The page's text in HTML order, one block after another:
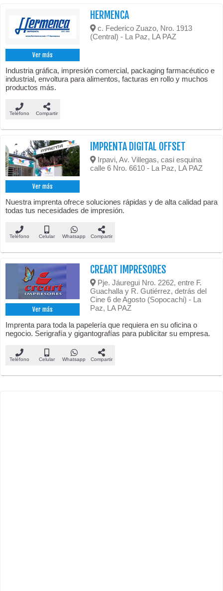
Ver más
HERMENCA
c. Federico Zuazo, Nro. 1913
(Central) - La Paz, LA PAZ
Industria gráfica, impresión comercial, packaging farmacéutico e
industrial, envoltura para alimentos, facturas en rollo y muchos
productos más.
Teléfono Compartir
Ver más
IMPRENTA DIGITAL OFFSET
Irpavi, Av. Villegas, casi esquina
calle 6 Nro. 6610 - La Paz, LA PAZ
Nuestra imprenta ofrece soluciones rápidas y de alta calidad para
todas tus necesidades de impresión.
Teléfono Celular Whatsapp Compartir
Ver más
CREART IMPRESORES
Pje. Jáuregui Nro. 2262, entre F.
Guachalla y R. Gutiérrez, detrás del
Cine 6 de Agosto (Sopocachi) - La
Paz, LA PAZ
Imprenta para toda la papelería que requiera en su oficina o
negocio. Serigrafía y gigantografías para publicitar su empresa.
Teléfono Celular Whatsapp Compartir